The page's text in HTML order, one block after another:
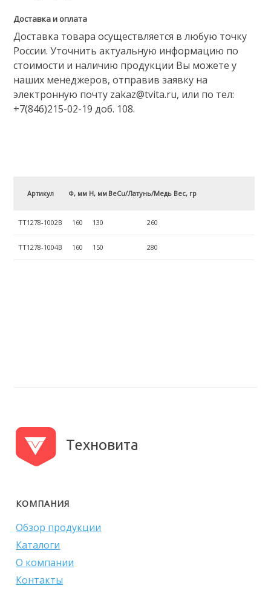
Доставка и оплата
Доставка товара осуществляется в любую точку
России. Уточнить актуальную информацию по
стоимости и наличию продукции Вы можете у
наших менеджеров, отправив заявку на
электронную почту zakaz@tvita.ru, или по тел:
+7(846)215-02-19 доб. 108.
Артикул Ф, мм H, мм BeCu/Латунь/Медь Вес, гр
ТТ1278-1002B 160 130 260
ТТ1278-1004B 160 150 280
Техновита
КОМПАНИЯ
Обзор продукции
Каталоги
О компании
Контакты